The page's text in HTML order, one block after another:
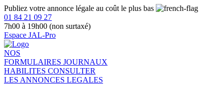
Publiez votre annonce légale au coût le plus bas
01 84 21 09 27
7h00 à 19h00 (non surtaxé)
Espace JAL-Pro
NOS
FORMULAIRES JOURNAUX
HABILITES CONSULTER
LES ANNONCES LEGALES